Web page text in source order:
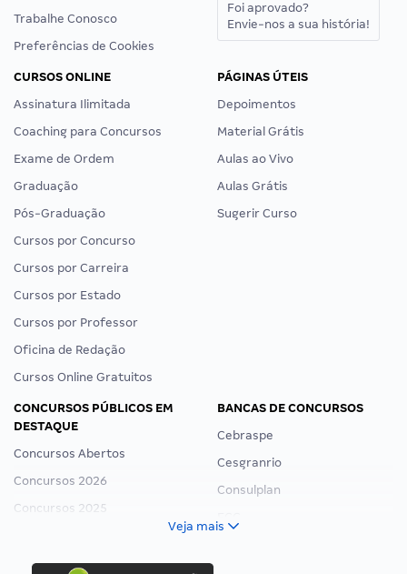
Trabalhe Conosco
Preferências de Cookies
Foi aprovado?
Envie-nos a sua história!
CURSOS ONLINE
Assinatura Ilimitada
Coaching para Concursos
Exame de Ordem
Graduação
Pós-Graduação
Cursos por Concurso
Cursos por Carreira
Cursos por Estado
Cursos por Professor
Oficina de Redação
Cursos Online Gratuitos
PÁGINAS ÚTEIS
Depoimentos
Material Grátis
Aulas ao Vivo
Aulas Grátis
Sugerir Curso
CONCURSOS PÚBLICOS EM
DESTAQUE
Concursos Abertos
Concursos 2026
Concursos 2025
Concurso Ibama
BANCAS DE CONCURSOS
Cebraspe
Cesgranrio
Consulplan
Veja mais